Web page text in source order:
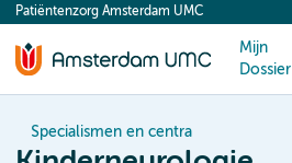
content
Patiëntenzorg Amsterdam UMC
Mijn
Dossier
Specialismen en centra